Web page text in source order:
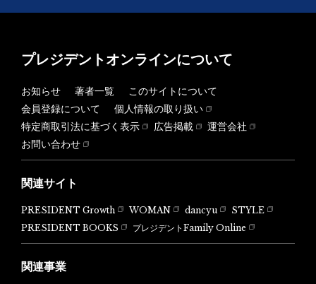
プレジデントオンラインについて
お知らせ 著者一覧
このサイトについて
会員登録について
個人情報の取り扱い
特定商取引法に基づく表示
広告掲載
運営会社
お問い合わせ
関連サイト
PRESIDENT Growth WOMAN dancyu
STYLE
PRESIDENT BOOKS
プレジデントFamily Online
関連事業